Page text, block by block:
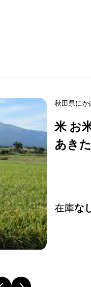
秋田県にか
米 お
あき
在庫な